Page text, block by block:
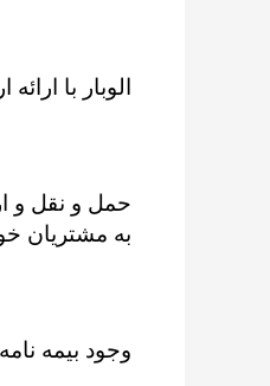
الوبار با
حمل و نقل و
به مشتریان
وجود بیمه